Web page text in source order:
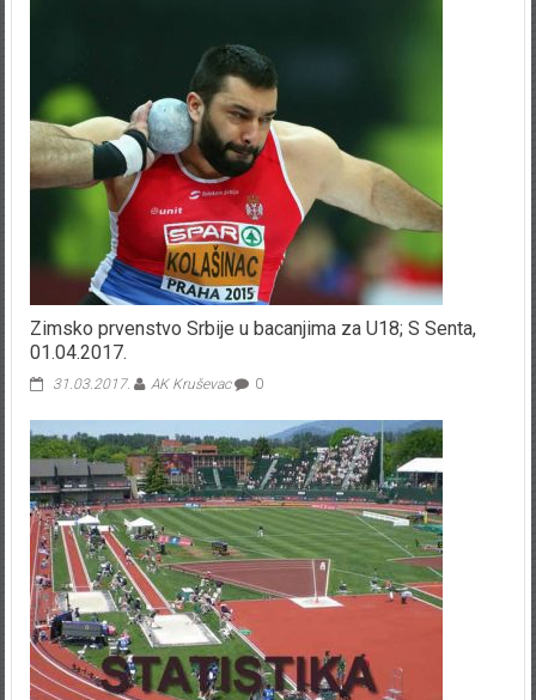
Zimsko prvenstvo Srbije u bacanjima za U18; S Senta,
01.04.2017.
31.03.2017. AK Kruševac 0